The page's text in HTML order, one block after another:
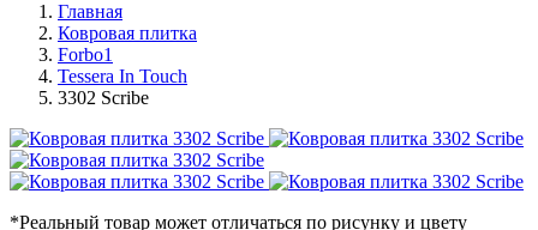
Главная
Ковровая плитка
Forbo1
Tessera In Touch
3302 Scribe
*Реальный товар может отличаться по рисунку и цвету